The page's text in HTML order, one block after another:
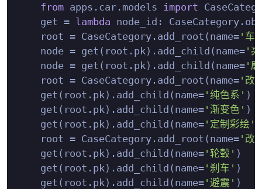
from apps.car.models import
    get =
lambda node_id:
    root = CaseCategory.add_root(name=
'车
    node = get(root.pk).add_child(name=
'亮
    node = get(root.pk).add_child(name=
'磨
    root = CaseCategory.add_root(name=
'改
    get(root.pk).add_child(name=
'纯色系' )
    get(root.pk).add_child(name=
'渐变色' )
    get(root.pk).add_child(name=
'定制彩绘'
    root = CaseCategory.add_root(name=
'改
    get(root.pk).add_child(name=
'轮毂' )
    get(root.pk).add_child(name=
'刹车' )
    get(root.pk).add_child(name=
'避震' )